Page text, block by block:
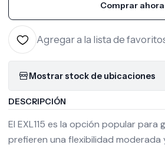
Comprar ahora
Agregar a la lista de
Mostrar stock de ubicaciones
DESCRIPCIÓN
El EXL115 es la opción popular para
prefieren una flexibilidad moderada